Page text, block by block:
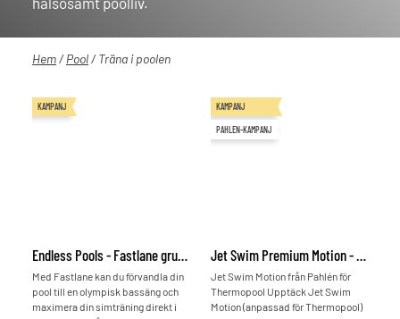
Hem/Pool/ Träna i poolen
KAMPANJ
Endless Pools - Fastlane grundsats
Med Fastlane kan du förvandla din
pool till en olympisk bassäng och
maximera din simträning direkt i
KAMPANJ
PAHLEN-KAMPANJ
Jet Swim Premium Motion - Classic
Jet Swim Motion från Pahlén för
Thermopool Upptäck Jet Swim
Motion (anpassad för Thermopool)